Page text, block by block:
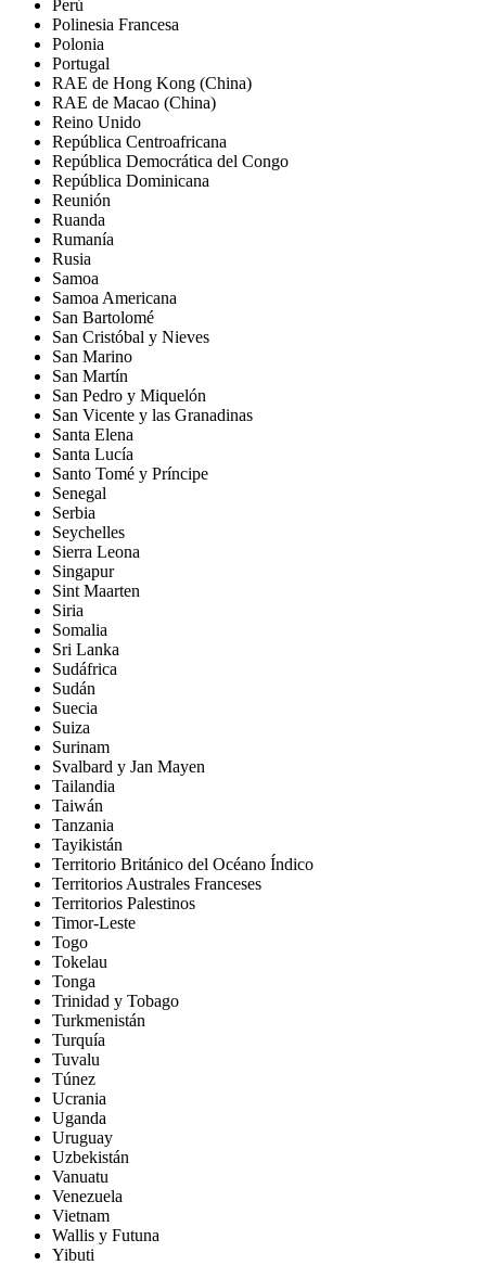
Perú
Polinesia Francesa
Polonia
Portugal
RAE de Hong Kong (China)
RAE de Macao (China)
Reino Unido
República Centroafricana
República Democrática del Congo
República Dominicana
Reunión
Ruanda
Rumanía
Rusia
Samoa
Samoa Americana
San Bartolomé
San Cristóbal y Nieves
San Marino
San Martín
San Pedro y Miquelón
San Vicente y las Granadinas
Santa Elena
Santa Lucía
Santo Tomé y Príncipe
Senegal
Serbia
Seychelles
Sierra Leona
Singapur
Sint Maarten
Siria
Somalia
Sri Lanka
Sudáfrica
Sudán
Suecia
Suiza
Surinam
Svalbard y Jan Mayen
Tailandia
Taiwán
Tanzania
Tayikistán
Territorio Británico del Océano Índico
Territorios Australes Franceses
Territorios Palestinos
Timor-Leste
Togo
Tokelau
Tonga
Trinidad y Tobago
Turkmenistán
Turquía
Tuvalu
Túnez
Ucrania
Uganda
Uruguay
Uzbekistán
Vanuatu
Venezuela
Vietnam
Wallis y Futuna
Yibuti